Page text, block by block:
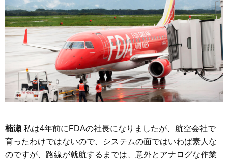
楠瀬 私は4年前にFDAの社長になりましたが、航空会社で
育ったわけではないので、システムの面ではいわば素人な
のですが、路線が就航するまでは、意外とアナログな作業